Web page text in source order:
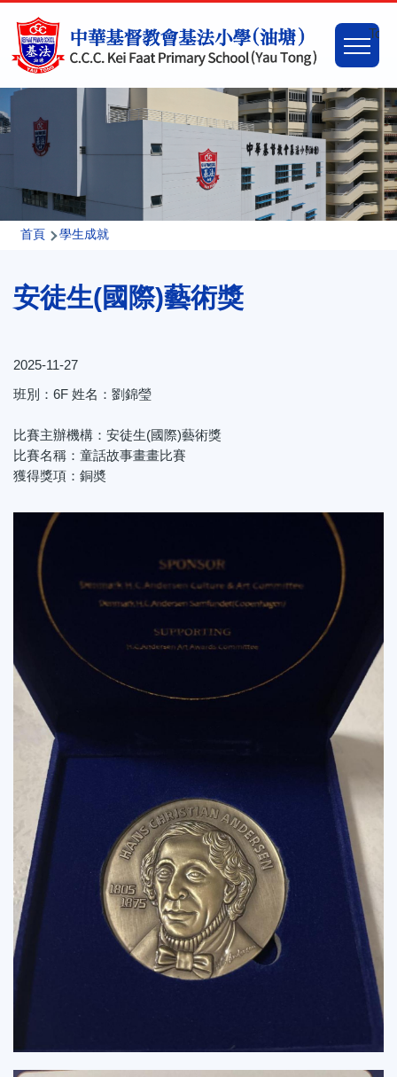
Main
導
連
首頁 學生成就
安徒生(國際)藝術獎
2025-11-27
班別：6F 姓名：劉錦瑩
比賽主辦機構：安徒生(國際)藝術獎
比賽名稱：童話故事畫畫比賽
獲得獎項：銅奬